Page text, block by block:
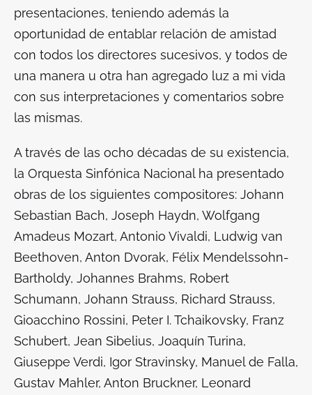
presentaciones, teniendo además la
oportunidad de entablar relación de amistad
con todos los directores sucesivos, y todos de
una manera u otra han agregado luz a mi vida
con sus interpretaciones y comentarios sobre
las mismas.
A través de las ocho décadas de su existencia,
la Orquesta Sinfónica Nacional ha presentado
obras de los siguientes compositores: Johann
Sebastian Bach, Joseph Haydn, Wolfgang
Amadeus Mozart, Antonio Vivaldi, Ludwig van
Beethoven, Anton Dvorak, Félix Mendelssohn-
Bartholdy, Johannes Brahms, Robert
Schumann, Johann Strauss, Richard Strauss,
Gioacchino Rossini, Peter I. Tchaikovsky, Franz
Schubert, Jean Sibelius, Joaquín Turina,
Giuseppe Verdi, Igor Stravinsky, Manuel de Falla,
Gustav Mahler, Anton Bruckner, Leonard